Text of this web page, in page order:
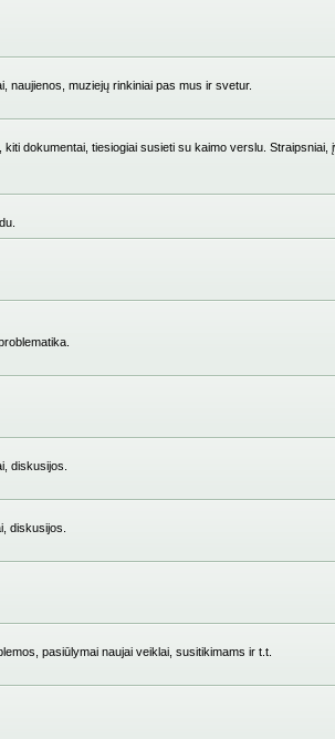
naujienos, muziejų rinkiniai pas mus ir svetur.
dokumentai, tiesiogiai susieti su kaimo verslu. Straipsniai,
diskusijos.
diskusijos.
pasiūlymai naujai veiklai, susitikimams ir t.t.